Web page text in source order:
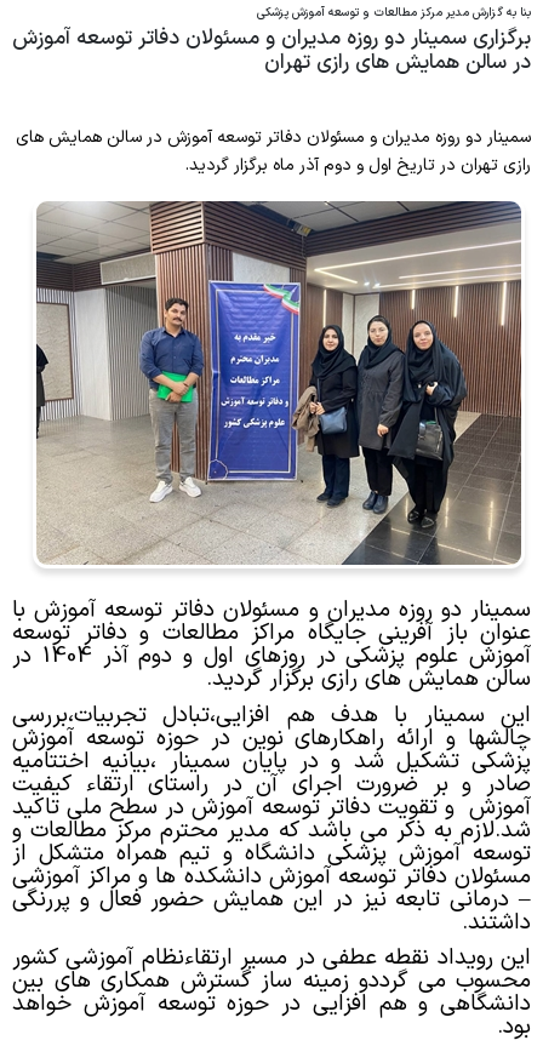
مرکز آزمون الکترونیک
کمیته توسعه دانشجویی
ارزشیابی اساتید
جشنواره شهید مطهری
پاسخگویی اجتماعی
برنامه عملیاتی
سامانه نوید
فرم درخواست مشاوره
اعضای کمیسیون
فرایند درخواست برگزاری
راهنمای عضویت دانشجویان
آیین نامه ها
فرایند دریافت گواهی
برنامه عملیاتی
فرم نظرسنجی کارگاه اساتید
بنا به گزارش مدیر مرکز مطالعات و توسعه آموزش پزشکی
برگزاری سمینار دو روزه مدیران و مسئولان دفاتر توسعه آموزش
در سالن همایش های رازی تهران
سمینار دو روزه مدیران و مسئولان دفاتر توسعه آموزش در سالن همایش های
رازی تهران در تاریخ اول و دوم آذر ماه برگزار گردید.
سمینار دو روزه مدیران و مسئولان دفاتر توسعه آموزش با
عنوان باز آفرینی جایگاه مراکز مطالعات و دفاتر توسعه
آموزش علوم پزشکی در روزهای اول و دوم آذر 1404 در
سالن همایش های رازی برگزار گردید.
این سمینار با هدف هم افزایی،تبادل تجربیات،بررسی
چالشها و ارائه راهکارهای نوین در حوزه توسعه آموزش
پزشکی تشکیل شد و در پایان سمینار ،بیانیه اختتامیه
صادر و بر ضرورت اجرای آن در راستای ارتقاء کیفیت
آموزش و تقویت دفاتر توسعه آموزش در سطح ملی تاکید
شد.لازم به ذکر می باشد که مدیر محترم مرکز مطالعات و
توسعه آموزش پزشکی دانشگاه و تیم همراه متشکل از
مسئولان دفاتر توسعه آموزش دانشکده ها و مراکز آموزشی
–درمانی تابعه نیز در این همایش حضور فعال و پررنگی
داشتند.
این رویداد نقطه عطفی در مسیر ارتقاءنظام آموزشی کشور
محسوب می گرددو زمینه ساز گسترش همکاری های بین
دانشگاهی و هم افزایی در حوزه توسعه آموزش خواهد
بود.